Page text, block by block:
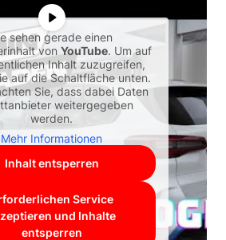
sehen gerade einen
vonYouTube. Um auf
Inhalt zuzugreifen,
auf die Schaltfläche unten.
Sie, dass dabei Daten
weitergegeben
werden.
Mehr Informationen
Inhalt entsperren
Service
und Inhalte
entsperren